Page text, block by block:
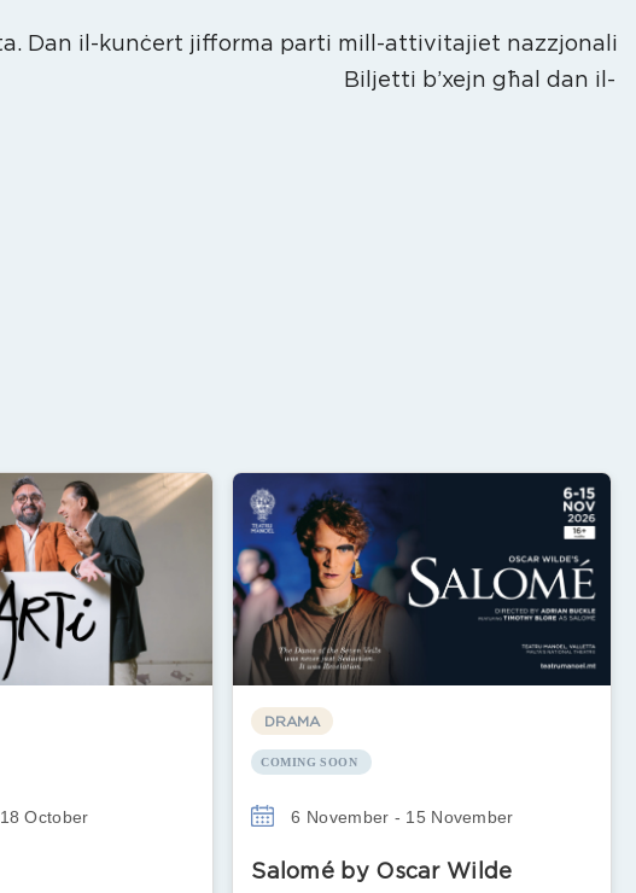
Dan il-kunċert jifforma parti mill-attivitajiet nazzjonali
pajjiżna. Biljetti b’xejn għal dan il-
October
DRAMA
COMING SOON
6 November - 15 November
Salomé by Oscar Wilde